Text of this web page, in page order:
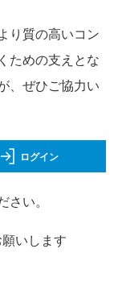
り質の高いコン
ための支えとな
、ぜひご協力い
ログイン
い。
いします